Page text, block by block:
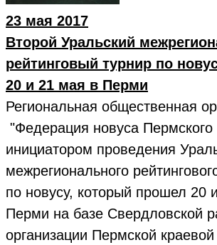
23 мая 2017
Второй Уральский
рейтинговый турнир по
20 и 21 мая в Перми
Региональная общественная
"Федерация новуса Пермского
инициатором проведения
межрегионального
по новусу, который прошел 20
Перми на базе Свердловской
организации Пермской краевой